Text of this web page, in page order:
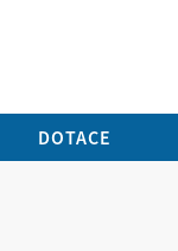
DOTACE